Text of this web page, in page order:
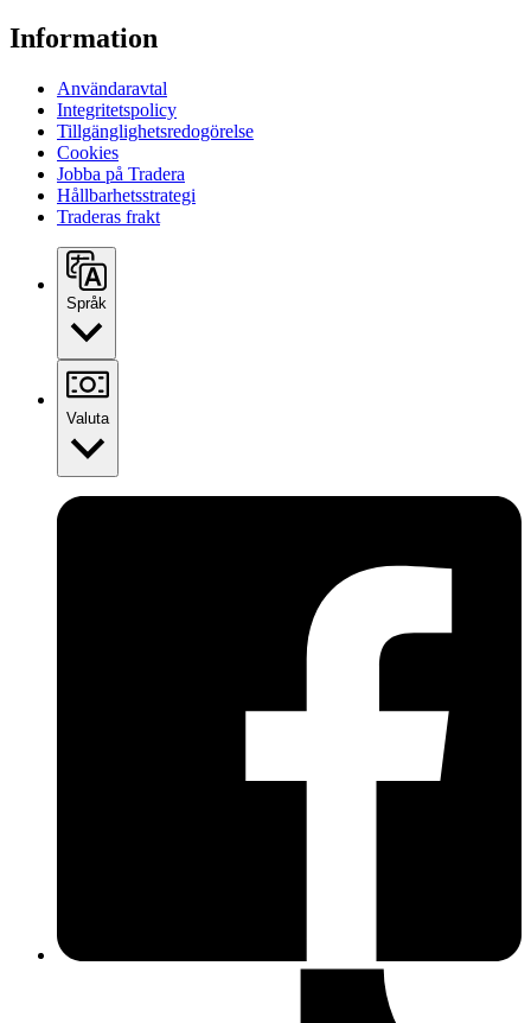
Information
Användaravtal
Integritetspolicy
Tillgänglighetsredogörelse
Cookies
Jobba på Tradera
Hållbarhetsstrategi
Traderas frakt
Språk
Valuta